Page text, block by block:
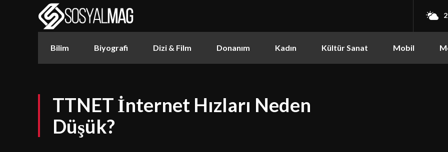
Bilim Biyografi Dizi & Film Donanım Kadın Kültür Sanat Mobil
TTNET İnternet Hızları Neden
Düşük?